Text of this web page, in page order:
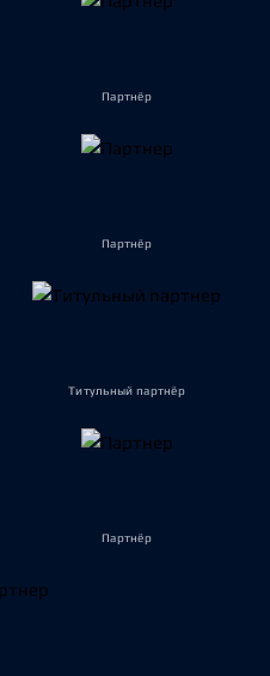
Партнёр
Партнёр
Титульный партнёр
Партнёр